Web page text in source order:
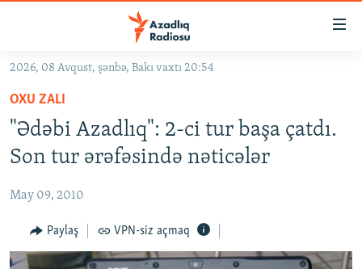
Əsas
qayıt
Əsas
naviqasiyaya
qayıt
#İZAHLA
KORRUPSIOMETR
FƏRQƏ BAX
QANUNI DOĞRU
ARAŞDIRMA
2026, 08 Avqust, şənbə, Bakı vaxtı 20:54
OXU ZALI
"Ədəbi Azadlıq": 2-ci tur başa çatdı.
Son tur ərəfəsində nəticələr
May 09, 2010
Paylaş VPN-siz açmaq